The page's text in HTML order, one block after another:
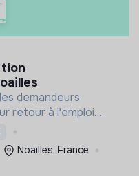
demandeurs
retour à l'emploi
socio professionnel
travail rémunérées.
Noailles, France